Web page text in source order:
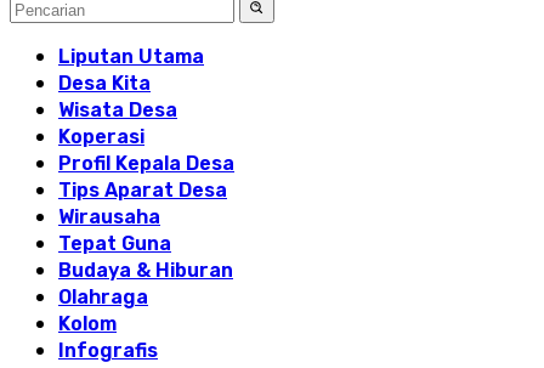
Liputan Utama
Desa Kita
Wisata Desa
Koperasi
Profil Kepala Desa
Tips Aparat Desa
Wirausaha
Tepat Guna
Budaya & Hiburan
Olahraga
Kolom
Infografis